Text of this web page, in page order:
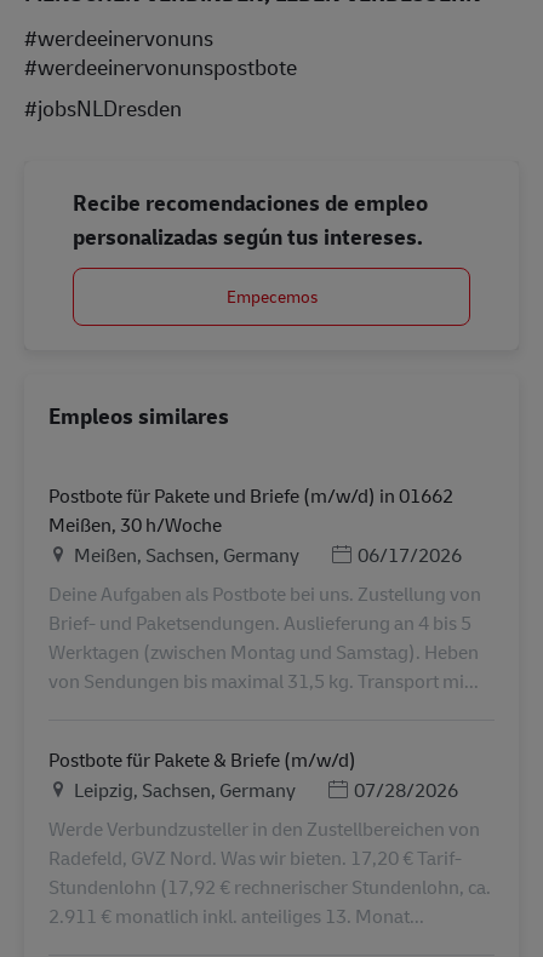
#werdeeinervonuns
#werdeeinervonunspostbote
#jobsNLDresden
Recibe recomendaciones de empleo
personalizadas según tus intereses.
Empecemos
Empleos similares
Postbote für Pakete und Briefe (m/w/d) in 01662
Meißen, 30 h/Woche
Ubicación
Meißen, Sachsen, Germany Posted Date
06/17/2026
Deine Aufgaben als Postbote bei uns. Zustellung von
Brief- und Paketsendungen. Auslieferung an 4 bis 5
Werktagen (zwischen Montag und Samstag). Heben
von Sendungen bis maximal 31,5 kg. Transport mi...
Postbote für Pakete & Briefe (m/w/d)
Ubicación
Leipzig, Sachsen, Germany Posted Date
07/28/2026
Werde Verbundzusteller in den Zustellbereichen von
Radefeld, GVZ Nord. Was wir bieten. 17,20 € Tarif-
Stundenlohn (17,92 € rechnerischer Stundenlohn, ca.
2.911 € monatlich inkl. anteiliges 13. Monat...